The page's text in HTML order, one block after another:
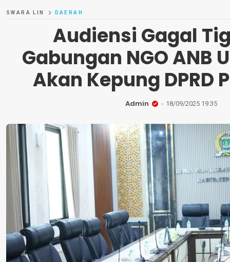
SWARA LIN DAERAH
Audiensi Gagal
Gabungan NGO ANB
Akan Kepung DPRD
Admin 18/09/2025 19:35